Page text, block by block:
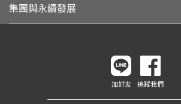
集團與永續發展
加好友 追蹤我們